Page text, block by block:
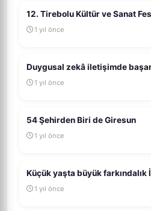
12. Tirebolu Kültür ve Sanat
1 yıl önce
Duygusal zekâ iletişimde
1 yıl önce
54 Şehirden Biri de Giresun
1 yıl önce
Küçük yaşta büyük
1 yıl önce